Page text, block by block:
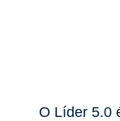
O Líder 5.0